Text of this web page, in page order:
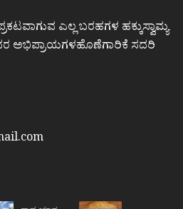
ಎಲ್ಲ ಬರಹಗಳ ಹಕ್ಕುಸ್ವಾಮ್ಯ
ಅಭಿಪ್ರಾಯಗಳಹೊಣೆಗಾರಿಕೆ ಸದರಿ